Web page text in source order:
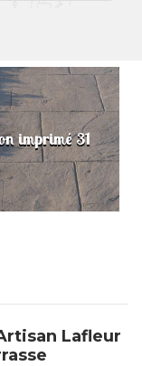
imprimé 31
Lafleur